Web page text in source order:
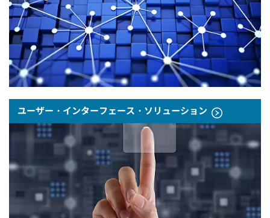
ユーザー・インターフェース・ソリューション